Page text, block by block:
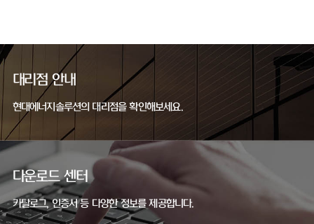
대리점 안내
현대에너지솔루션의 대리점을 확인해보세요.
다운로드 센터
카탈로그, 인증서 등 다양한 정보를 제공합니다.